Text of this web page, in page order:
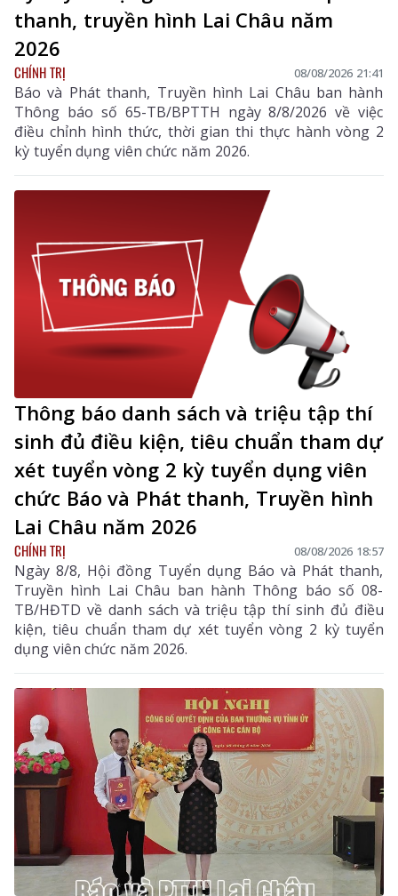
thanh, truyền hình Lai Châu năm
2026
CHÍNH TRỊ 08/08/2026 21:41
Báo và Phát thanh, Truyền hình Lai Châu ban hành
Thông báo số 65-TB/BPTTH ngày 8/8/2026 về việc
điều chỉnh hình thức, thời gian thi thực hành vòng 2
kỳ tuyển dụng viên chức năm 2026.
Thông báo danh sách và triệu tập thí
sinh đủ điều kiện, tiêu chuẩn tham dự
xét tuyển vòng 2 kỳ tuyển dụng viên
chức Báo và Phát thanh, Truyền hình
Lai Châu năm 2026
CHÍNH TRỊ 08/08/2026 18:57
Ngày 8/8, Hội đồng Tuyển dụng Báo và Phát thanh,
Truyền hình Lai Châu ban hành Thông báo số 08-
TB/HĐTD về danh sách và triệu tập thí sinh đủ điều
kiện, tiêu chuẩn tham dự xét tuyển vòng 2 kỳ tuyển
dụng viên chức năm 2026.